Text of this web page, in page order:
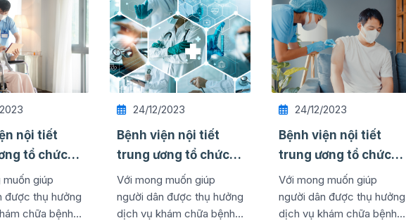
nội tiết
tổ chức
lễ kỷ
quốc tế ...
giúp
được thụ hưởng
chữa bệnh
24/12/2023
Bệnh viện nội tiết
trung ương tổ chức
thành công lễ kỷ
niệm ngày quốc tế ...
Với mong muốn giúp
người dân được thụ hưởng
dịch vụ khám chữa bệnh
24/12/2023
Bệnh viện nội tiết
trung ương tổ chức
thành công lễ kỷ
niệm ngày quốc tế ...
Với mong muốn giúp
người dân được thụ hưởng
dịch vụ khám chữa bệnh